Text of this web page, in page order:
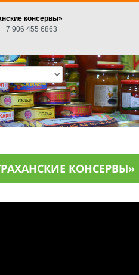
консервы»
+7 906 455 6863
КОНСЕРВЫ»